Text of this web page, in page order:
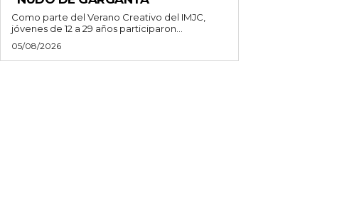
Como parte del Verano Creativo del IMJC,
jóvenes de 12 a 29 años participaron...
05/08/2026